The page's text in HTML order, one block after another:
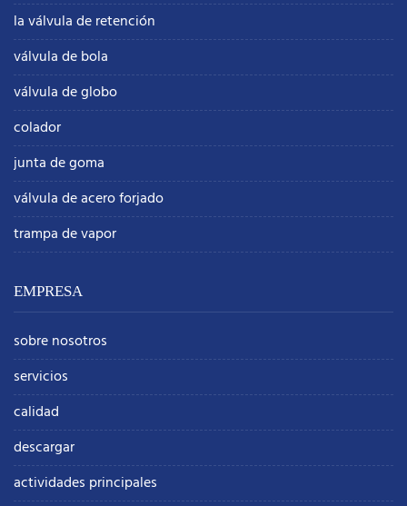
la válvula de retención
válvula de bola
válvula de globo
colador
junta de goma
válvula de acero forjado
trampa de vapor
EMPRESA
sobre nosotros
servicios
calidad
descargar
actividades principales